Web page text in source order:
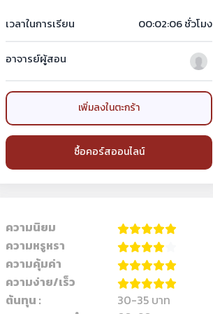
เวลาในการเรียน 00:02:06 ชั่วโมง
อาจารย์ผู้สอน
เพิ่มลงในตะกร้า
ซื้อคอร์สออนไลน์
ความนิยม
ความหรูหรา
ความคุ้มค่า
ความง่าย/เร็ว
ต้นทุน :
30-35 บาท